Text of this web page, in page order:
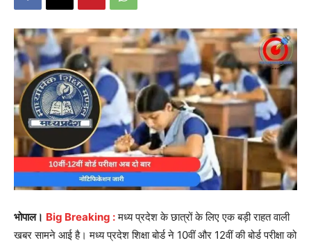
भोपाल। Big Breaking :मध्य प्रदेश के छात्रों के लिए एक बड़ी राहत वाली
खबर सामने आई है। मध्य प्रदेश शिक्षा बोर्ड ने 10वीं और 12वीं की बोर्ड परीक्षा को